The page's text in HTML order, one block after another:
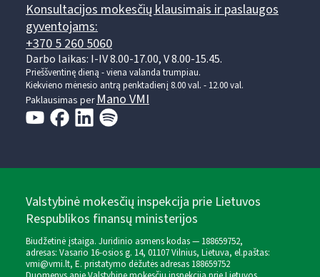
Konsultacijos mokesčių klausimais ir paslaugos
gyventojams:
+370 5 260 5060
Darbo laikas: I-IV 8.00-17.00, V 8.00-15.45.
Prieššventinę dieną - viena valanda trumpiau.
Kiekvieno mėnesio antrą penktadienį 8.00 val. - 12.00 val.
Paklausimas perMano VMI
Valstybinė mokesčių inspekcija prie Lietuvos
Respublikos finansų ministerijos
Biudžetinė įstaiga. Juridinio asmens kodas — 188659752,
adresas: Vasario 16-osios g. 14, 01107 Vilnius, Lietuva, el.paštas:
vmi@vmi.lt, E. pristatymo dėžutės adresas 188659752